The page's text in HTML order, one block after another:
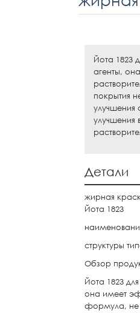
Йота 1823
агенты,
покрытия
улучшения
улучшения
Детали
жирная
Йота 1823
структуры
Обзор
Йота 1823
она имеет
формула, не